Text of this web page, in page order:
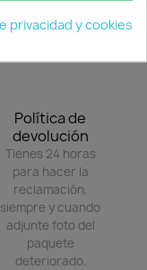
Política de
devolución
Tienes 24 horas
para hacer la
reclamación,
siempre y cuando
adjunte foto del
paquete
deteriorado.
privacidad y cookies